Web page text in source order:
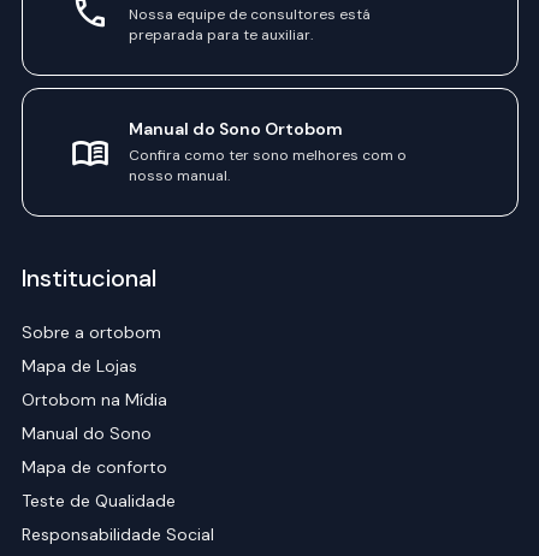
Nossa equipe de consultores está
preparada para te auxiliar.
Manual do Sono Ortobom
Confira como ter sono melhores com o
nosso manual.
Institucional
Sobre a ortobom
Mapa de Lojas
Ortobom na Mídia
Manual do Sono
Mapa de conforto
Teste de Qualidade
Responsabilidade Social